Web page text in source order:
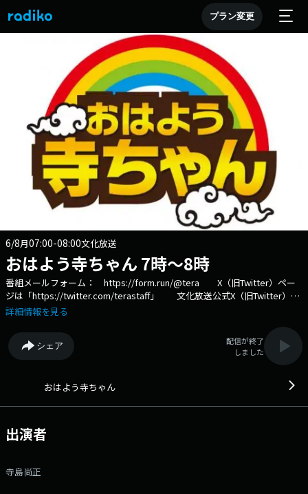
プラン変更
6/8月07:00-08:00文化放送
おはよう寺ちゃん 7時～8時
番組メールフォーム： https://form.run/@tera X（旧Twitter）ペー
ジは「https://twitter.com/terastaff」 文化放送公式X（旧Twitter）ア
カウントは「@joqrpr」 文化放送公式X（旧Twitter）ハッシュタグは「#
「https://www.facebook.com/1134joqr」 文化放送公式LINEは
「@joqr_916」
詳細情報を見る
シェア
配信が終了
しました
おはよう寺ちゃん
出演者
寺島尚正